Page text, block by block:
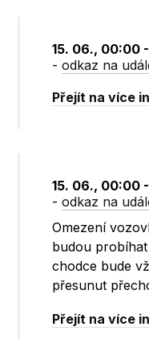
15. 06., 00:00
-odkaz na
Přejít na více
15. 06., 00:00
-odkaz na
Omezení
budou
chodce bude
přesunut
Přejít na více